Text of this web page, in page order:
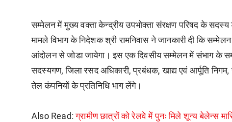
सम्मेलन में मुख्य वक्ता केन्द्रीय उपभोक्ता संरक्षण परिषद के
मामले विभाग के निदेशक श्री रामनिवास ने जानकारी दी कि
आंदोलन से जोडा जायेगा। इस एक दिवसीय सम्मेलन में संभाग के
सदस्यगण, जिला रसद अधिकारी, प्रबंधक, खाद्य एवं आर्पूति निगम,
तेल कंपनियों के प्रतिनिधि भाग लेंगे।
Also Read:ग्रामीण छात्रों को रेलवे में पुनः मिले शून्य बेलेन्स